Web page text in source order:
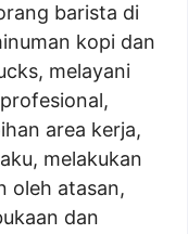
barista di
kopi dan
melayani
area kerja,
melakukan
oleh atasan,
dan